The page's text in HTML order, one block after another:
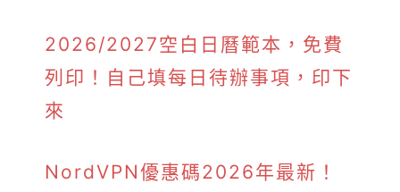
2026/2027空白日曆範本，免費
列印！自己填每日待辦事項，印下
來
NordVPN優惠碼2026年最新！